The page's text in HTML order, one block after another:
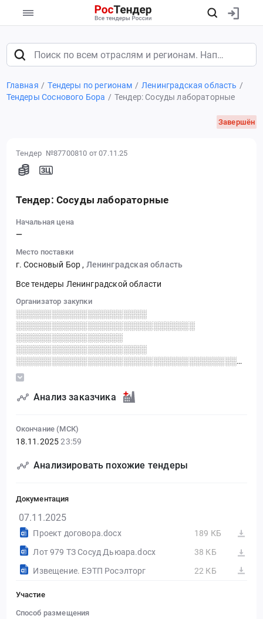
Главная Тендеры по регионам
Ленинградская область
Тендеры Соснового Бора
Тендер: Сосуды лабораторные
Завершён
Тендер №87700810 от 07.11.25
Тендер: Сосуды лабораторные
Начальная цена
—
Место поставки
г. Сосновый Бор , Ленинградская область
Все тендеры Ленинградской области
Организатор закупки
░░░░░░░░░░░░░░░░░░░░░░
░░░░░░░░░░░░░░░░░░░░░░░░░░░░░░
░░░░░░░░░░░░░░░░░░
░░░░░░░░░░░░░░░░░░░░░░
░░░░░░░░░░░░░░░░░░░░░░░░░░░░░░
░░░░░░░░░░░░░░░░ ░░░░░░░░░░ ░░░░░░
░░░░░░░░░░░░░░░░░░░░░░░░░
Анализ заказчика
Окончание (МСК)
18.11.2025 23:59
Анализировать похожие тендеры
Документация
07.11.2025
Проект договора.docx
189 КБ
Лот 979 ТЗ Сосуд Дьюара.docx
38 КБ
Извещение. ЕЭТП Росэлторг
22 КБ
Участие
Способ размещения